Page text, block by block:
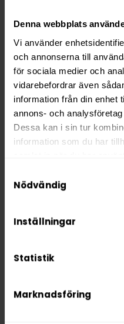
Denna webbplats
Vi använder
och annonserna till
för sociala medier och
vidarebefordrar även
information från din enhet
annons- och
Dessa kan i sin tur
information som du har
We work with
Nödvändig
Inställningar
Statistik
Marknadsföring
format.
Ingredienser:
(koksalt), xylitol, nikotin,
sötningsmedel.
Hitta alla produkter från
Alla produkter med
PRODUKTINFORMATION
Smak
Styrka
Nikotin per portion